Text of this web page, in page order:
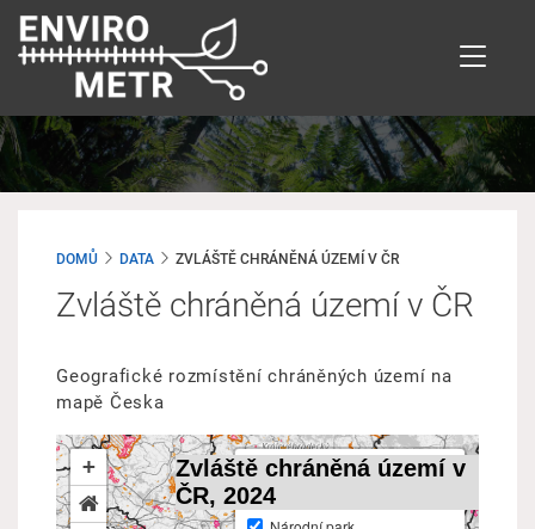
Přejít
hlavnímu
DOMŮ DATA ZVLÁŠTĚ CHRÁNĚNÁ ÚZEMÍ V ČR
Zvláště chráněná území v ČR
Geografické rozmístění chráněných území na
mapě Česka